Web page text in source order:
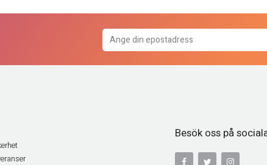
Besök oss på